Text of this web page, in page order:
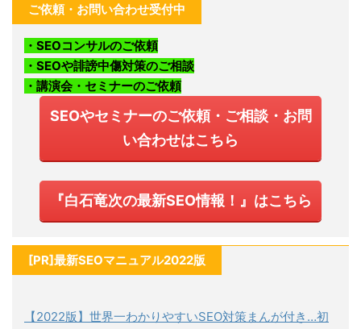
ご依頼・お問い合わせ受付中
・SEOコンサルのご依頼
・SEOや誹謗中傷対策のご相談
・講演会・セミナーのご依頼
SEOやセミナーのご依頼・ご相談・お問
い合わせはこちら
『白石竜次の最新SEO情報！』はこちら
[PR]最新SEOマニュアル2022版
【2022版】世界一わかりやすいSEO対策まんが付き…初